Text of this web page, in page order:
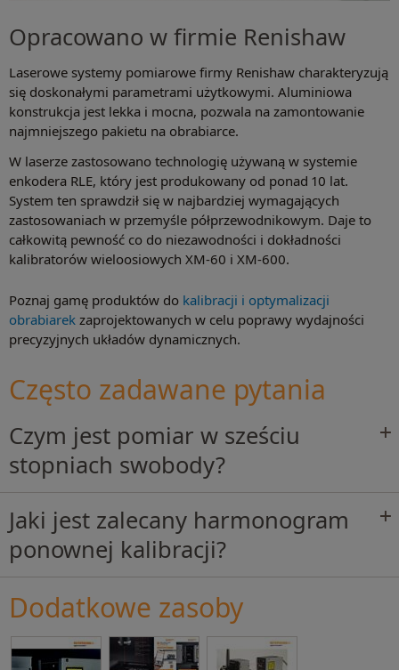
Opracowano w firmie Renishaw
Laserowe systemy pomiarowe firmy Renishaw charakteryzują
się doskonałymi parametrami użytkowymi. Aluminiowa
konstrukcja jest lekka i mocna, pozwala na zamontowanie
najmniejszego pakietu na obrabiarce.
W laserze zastosowano technologię używaną w systemie
enkodera RLE, który jest produkowany od ponad 10 lat.
System ten sprawdził się w najbardziej wymagających
zastosowaniach w przemyśle półprzewodnikowym. Daje to
całkowitą pewność co do niezawodności i dokładności
kalibratorów wieloosiowych XM-60 i XM-600.
Poznaj gamę produktów do kalibracji i optymalizacji
obrabiarek zaprojektowanych w celu poprawy wydajności
precyzyjnych układów dynamicznych.
Często zadawane pytania
Czym jest pomiar w sześciu
stopniach swobody?
Jaki jest zalecany harmonogram
ponownej kalibracji?
Dodatkowe zasoby